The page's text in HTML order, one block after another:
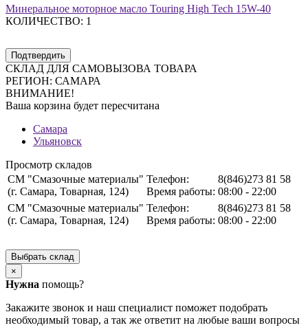
Минеральное моторное масло Touring High Tech 15W-40
КОЛИЧЕСТВО: 1
Подтвердить
СКЛАД ДЛЯ САМОВЫЗОВА ТОВАРА
РЕГИОН: САМАРА
ВНИМАНИЕ!
Ваша корзина будет пересчитана
Самара
Ульяновск
Просмотр складов
СМ "Смазочные материалы"
(г. Самара, Товарная, 124)
Телефон:
Время работы:
8(846)273 81 58
08:00 - 22:00
СМ "Смазочные материалы"
(г. Самара, Товарная, 124)
Телефон:
Время работы:
8(846)273 81 58
08:00 - 22:00
Выбрать склад
×
Нужна помощь?
Закажите звонок и наш специалист поможет подобрать
необходимый товар, а так же ответит на любые ваши вопросы